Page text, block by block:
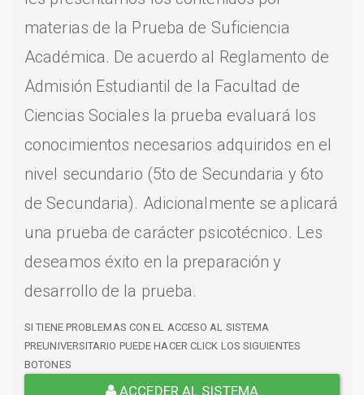
materias de la Prueba de Suficiencia
Académica. De acuerdo al Reglamento de
Admisión Estudiantil de la Facultad de
Ciencias Sociales la prueba evaluará los
conocimientos necesarios adquiridos en el
nivel secundario (5to de Secundaria y 6to
de Secundaria). Adicionalmente se aplicará
una prueba de carácter psicotécnico. Les
deseamos éxito en la preparación y
desarrollo de la prueba.
SI TIENE PROBLEMAS CON EL ACCESO AL SISTEMA
PREUNIVERSITARIO PUEDE HACER CLICK LOS SIGUIENTES
BOTONES
ACCEDER AL SISTEMA